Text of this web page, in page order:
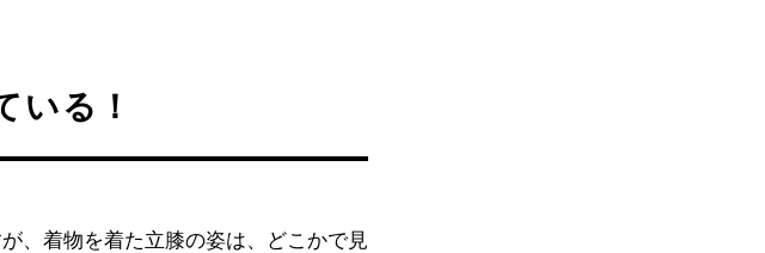
いる！
、着物を着た立膝の姿は、どこかで見